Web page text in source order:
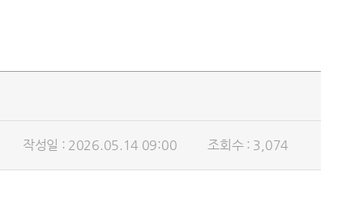
작성일 : 2026.05.14 09:00 조회수 : 3,074